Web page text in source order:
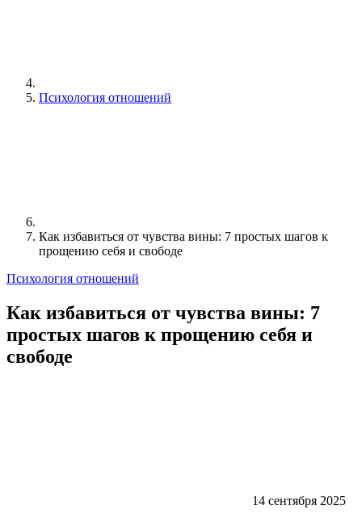
Психология отношений
Как избавиться от чувства вины: 7 простых шагов к
прощению себя и свободе
Психология отношений
Как избавиться от чувства вины: 7
простых шагов к прощению себя и
свободе
14 сентября 2025